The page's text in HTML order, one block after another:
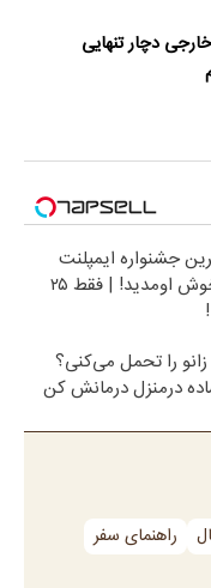
دچار تنهایی
جشنواره ایمپلنت
تهران خوش اومدید! | فقط ۲۵
زانو را تحمل می‌کنی؟
درمنزل درمانش کن
راهنمای سفر